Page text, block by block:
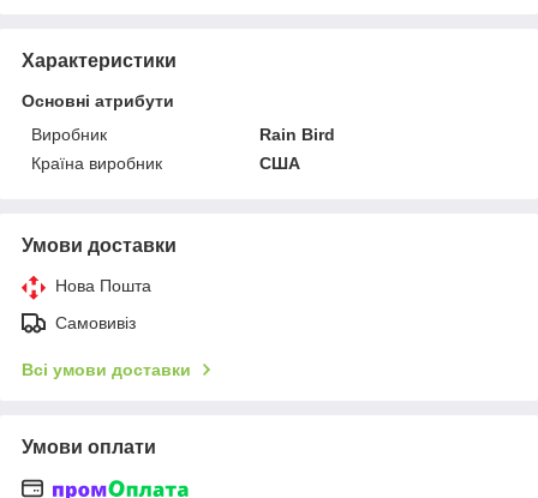
Характеристики
Основні атрибути
Виробник
Rain Bird
Країна виробник
США
Умови доставки
Нова Пошта
Самовивіз
Всі умови доставки
Умови оплати